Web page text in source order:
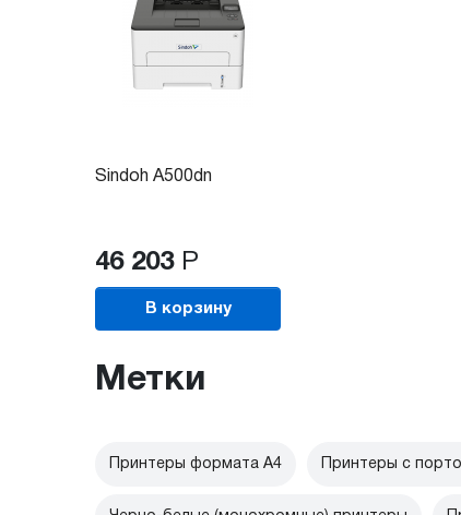
Sindoh A500dn
46 203 Р
В корзину
Метки
Принтеры формата А4 Принтеры с